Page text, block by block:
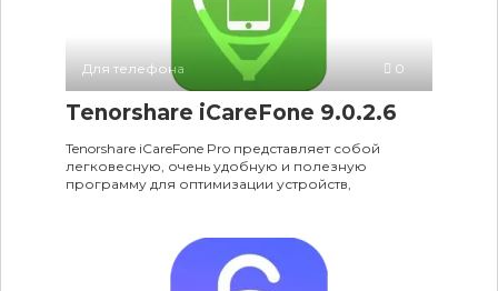
Для телефона 0
Tenorshare iCareFone 9.0.2.6
Tenorshare iCareFone Pro представляет собой
легковесную, очень удобную и полезную
программу для оптимизации устройств,